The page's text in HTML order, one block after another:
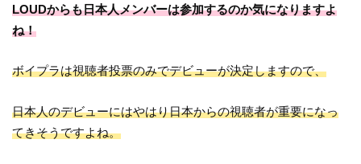
LOUDからも日本人メンバーは参加するのか気になりますよ
ね！
ボイプラは視聴者投票のみでデビューが決定しますので、
日本人のデビューにはやはり日本からの視聴者が重要になっ
てきそうですよね。